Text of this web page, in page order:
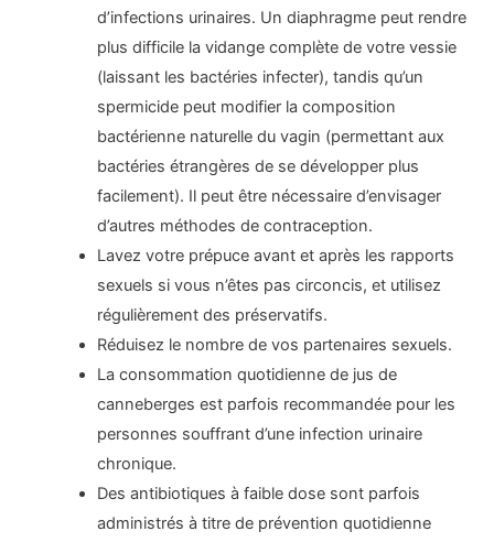
d’infections urinaires. Un diaphragme peut rendre
plus difficile la vidange complète de votre vessie
(laissant les bactéries infecter), tandis qu’un
spermicide peut modifier la composition
bactérienne naturelle du vagin (permettant aux
bactéries étrangères de se développer plus
facilement). Il peut être nécessaire d’envisager
d’autres méthodes de contraception.
Lavez votre prépuce avant et après les rapports
sexuels si vous n’êtes pas circoncis, et utilisez
régulièrement des préservatifs.
Réduisez le nombre de vos partenaires sexuels.
La consommation quotidienne de jus de
canneberges est parfois recommandée pour les
personnes souffrant d’une infection urinaire
chronique.
Des antibiotiques à faible dose sont parfois
administrés à titre de prévention quotidienne